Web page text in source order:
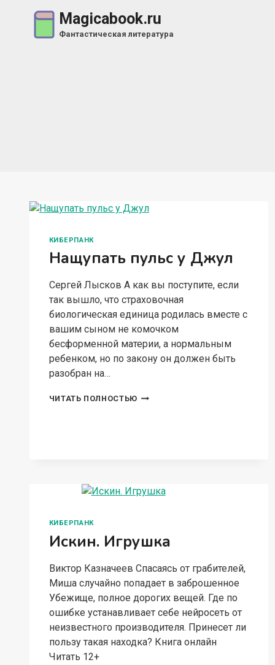
содержимому
Magicabook.ru
Фантастическая литература
КИБЕРПАНК
Нащупать пульс у Джул
Сергей Лысков А как вы поступите, если
так вышло, что страховочная
биологическая единица родилась вместе с
вашим сыном не комочком
бесформенной материи, а нормальным
ребенком, но по закону он должен быть
разобран на…
ЧИТАТЬ ПОЛНОСТЬЮ НАЩУПАТЬ
КИБЕРПАНК
Искин. Игрушка
Виктор Казначеев Спасаясь от грабителей,
Миша случайно попадает в заброшенное
Убежище, полное дорогих вещей. Где по
ошибке устанавливает себе нейросеть от
неизвестного производителя. Принесет ли
пользу такая находка? Книга онлайн
Читать 12+